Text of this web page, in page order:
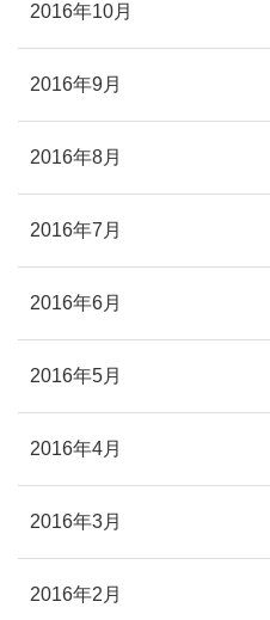
2016年10月
2016年9月
2016年8月
2016年7月
2016年6月
2016年5月
2016年4月
2016年3月
2016年2月